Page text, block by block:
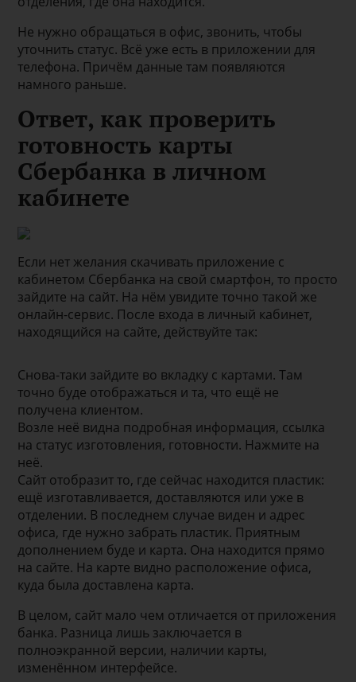
Не нужно обращаться в офис, звонить, чтобы
уточнить статус. Всё уже есть в приложении для
телефона. Причём данные там появляются
намного раньше.
Ответ, как проверить
готовность карты
Сбербанка в личном
кабинете
Если нет желания скачивать приложение с
кабинетом Сбербанка на свой смартфон, то просто
зайдите на сайт. На нём увидите точно такой же
онлайн-сервис. После входа в личный кабинет,
находящийся на сайте, действуйте так:
Снова-таки зайдите во вкладку с картами. Там
точно буде отображаться и та, что ещё не
получена клиентом.
Возле неё видна подробная информация, ссылка
на статус изготовления, готовности. Нажмите на
неё.
Сайт отобразит то, где сейчас находится пластик:
ещё изготавливается, доставляются или уже в
отделении. В последнем случае виден и адрес
офиса, где нужно забрать пластик. Приятным
дополнением буде и карта. Она находится прямо
на сайте. На карте видно расположение офиса,
куда была доставлена карта.
В целом, сайт мало чем отличается от приложения
банка. Разница лишь заключается в
полноэкранной версии, наличии карты,
изменённом интерфейсе.